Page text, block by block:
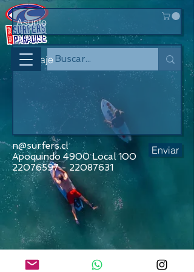
n@surfers.cl
Apoquindo 4900 Local 100
22076597 - 22087631
Enviar